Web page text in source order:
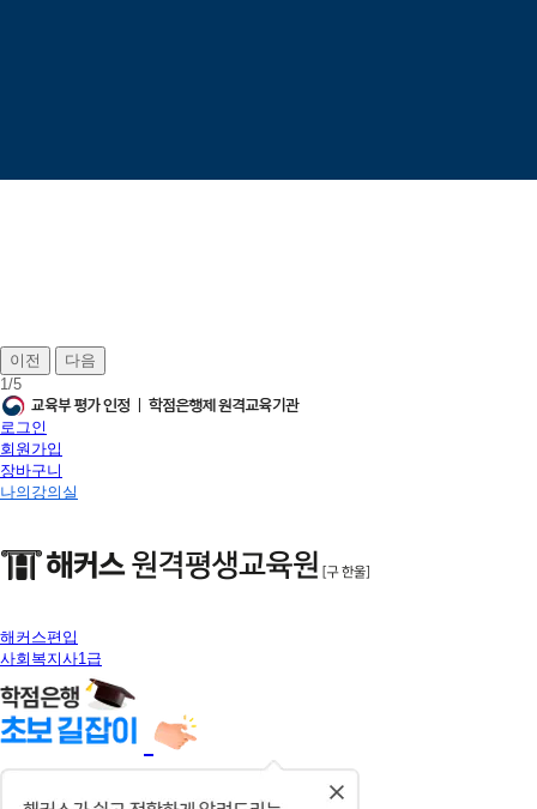
이전
다음
1/5
로그인
회원가입
장바구니
나의강의실
해커스편입
사회복지사1급